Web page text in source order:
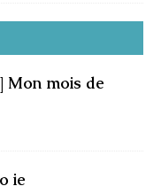
Mon mois de
ie